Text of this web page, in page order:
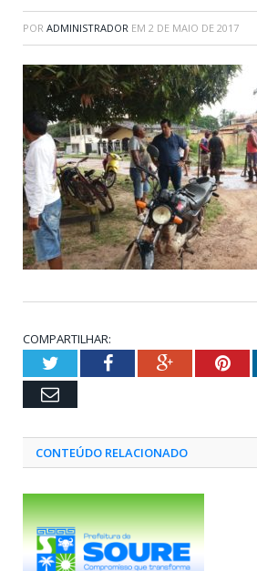
POR ADMINISTRADOR EM 2 DE MAIO DE 2017
COMPARTILHAR:
TwitterFacebookGoogle+
Email
CONTEÚDO RELACIONADO